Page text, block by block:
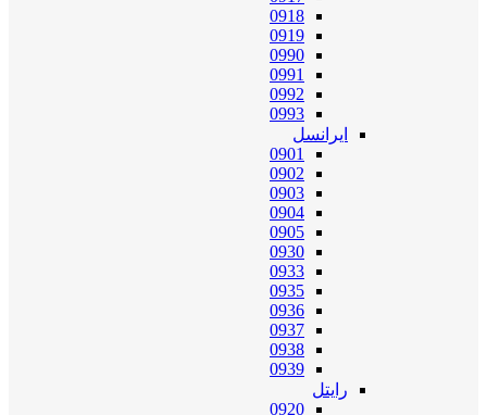
0918
0919
0990
0991
0992
0993
ایرانسل
0901
0902
0903
0904
0905
0930
0933
0935
0936
0937
0938
0939
رایتل
0920